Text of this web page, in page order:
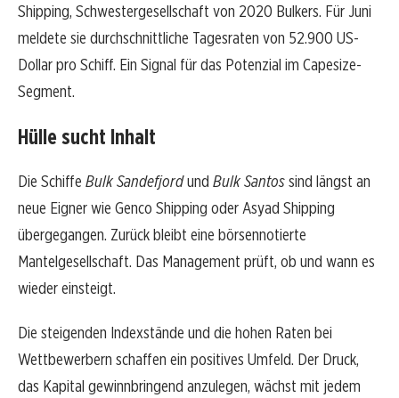
Shipping, Schwestergesellschaft von 2020 Bulkers. Für Juni
meldete sie durchschnittliche Tagesraten von 52.900 US-
Dollar pro Schiff. Ein Signal für das Potenzial im Capesize-
Segment.
Hülle sucht Inhalt
Die Schiffe Bulk Sandefjordund Bulk Santossind längst an
neue Eigner wie Genco Shipping oder Asyad Shipping
übergegangen. Zurück bleibt eine börsennotierte
Mantelgesellschaft. Das Management prüft, ob und wann es
wieder einsteigt.
Die steigenden Indexstände und die hohen Raten bei
Wettbewerbern schaffen ein positives Umfeld. Der Druck,
das Kapital gewinnbringend anzulegen, wächst mit jedem